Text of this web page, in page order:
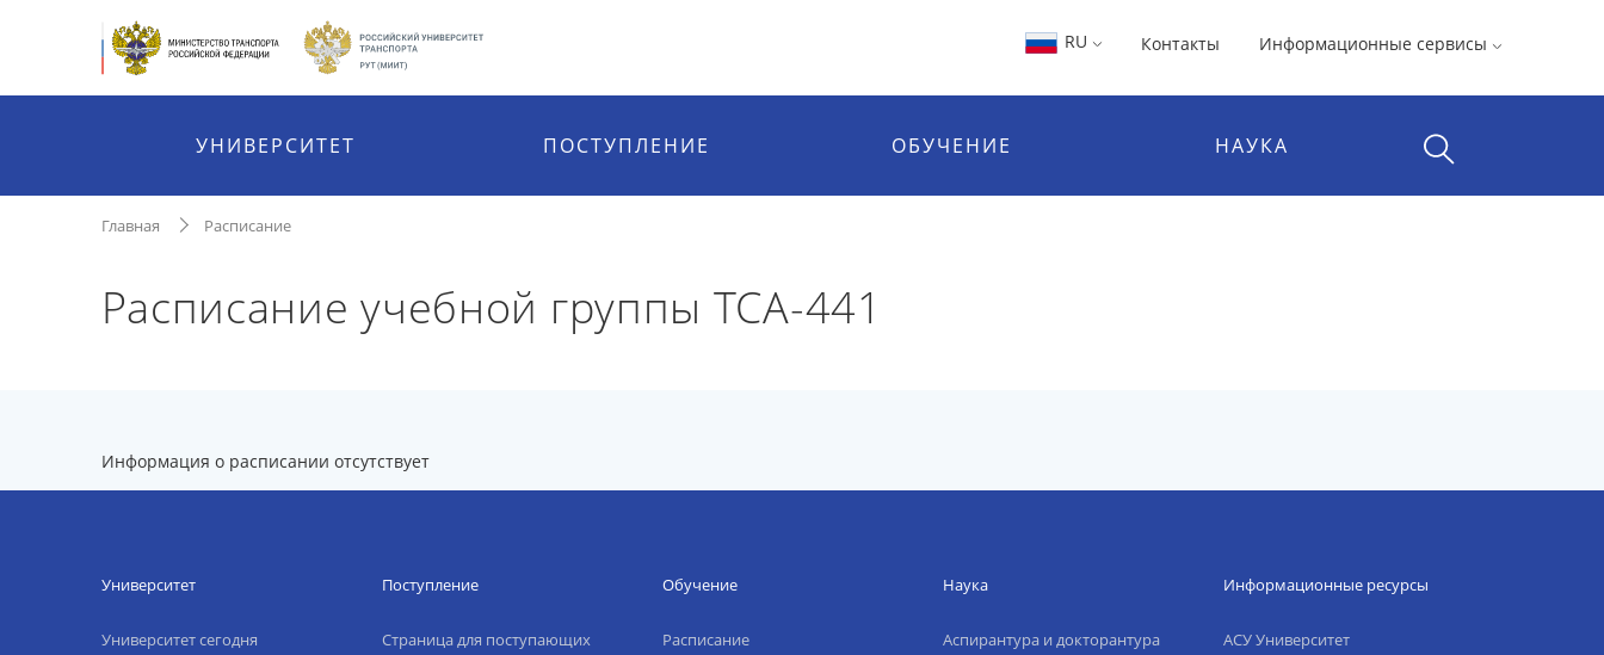
RU Контакты Информационные сервисы
УНИВЕРСИТЕТ ПОСТУПЛЕНИЕ ОБУЧЕНИЕ НАУКА
Главная Расписание
Расписание учебной группы ТСА-441
Информация о расписании отсутствует
Университет
Университет сегодня
Поступление
Страница для поступающих
Обучение
Расписание
Наука
Аспирантура и докторантура
Информационные ресурсы
АСУ Университет